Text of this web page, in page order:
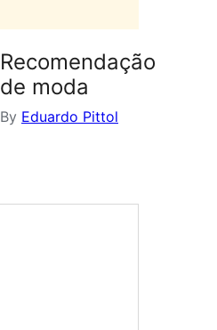
Recomendação
de moda
By Eduardo Pittol